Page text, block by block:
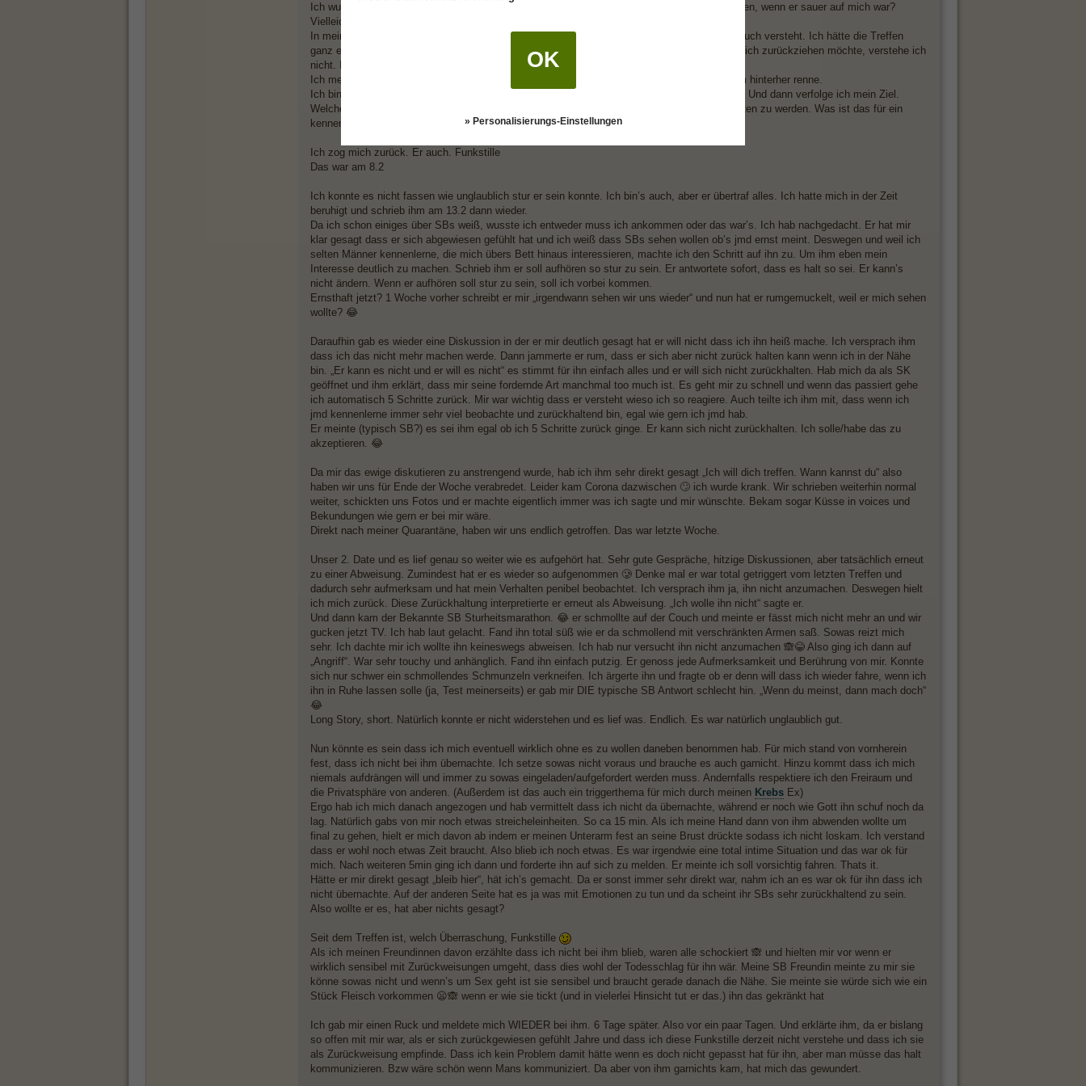
Ich wurde leicht verärgert über seine Aussage. Wozu forderte er mich denn auf mich zu melden, wenn er sauer auf mich war?
Vielleicht wurde er sich dessen danach erst bewusst 🤷🏼‍♀️
In meinen Augen ist es super wenn man so eine Anziehung empfindet und sich menschlich auch versteht. Ich hätte die Treffen
ganz entspannt weiter laufen lassen. Dass man gerade dann ein kennenlernen pausiert und sich zurückziehen möchte, verstehe ich
nicht. Ist das nun normal für einen SB? Hatte das Gefühl er steht sich selbst total im Weg.
Ich meinte zu ihm auf solche warmhalte taktiken hab ich keine Lust und dass ich niemandem hinterher renne.
Ich bin halt eine sehr zielstrebige Person und weiß zu 90% immer was ich will und was nicht. Und dann verfolge ich mein Ziel.
Welches hier war ihn weiter entspannt kennenzulernen. Aber ich mags einfach nicht hingehalten zu werden. Was ist das für ein
kennenlernen wo man kaum bis wenig Interesse zeigt und sein Ziel nur so lasch verfolgt?
Ich zog mich zurück. Er auch. Funkstille
Das war am 8.2
Ich konnte es nicht fassen wie unglaublich stur er sein konnte. Ich bin’s auch, aber er übertraf alles. Ich hatte mich in der Zeit
beruhigt und schrieb ihm am 13.2 dann wieder.
Da ich schon einiges über SBs weiß, wusste ich entweder muss ich ankommen oder das war’s. Ich hab nachgedacht. Er hat mir
klar gesagt dass er sich abgewiesen gefühlt hat und ich weiß dass SBs sehen wollen ob’s jmd ernst meint. Deswegen und weil ich
selten Männer kennenlerne, die mich übers Bett hinaus interessieren, machte ich den Schritt auf ihn zu. Um ihm eben mein
Interesse deutlich zu machen. Schrieb ihm er soll aufhören so stur zu sein. Er antwortete sofort, dass es halt so sei. Er kann’s
nicht ändern. Wenn er aufhören soll stur zu sein, soll ich vorbei kommen.
Ernsthaft jetzt? 1 Woche vorher schreibt er mir „irgendwann sehen wir uns wieder“ und nun hat er rumgemuckelt, weil er mich sehen
wollte? 😂
Daraufhin gab es wieder eine Diskussion in der er mir deutlich gesagt hat er will nicht dass ich ihn heiß mache. Ich versprach ihm
dass ich das nicht mehr machen werde. Dann jammerte er rum, dass er sich aber nicht zurück halten kann wenn ich in der Nähe
bin. „Er kann es nicht und er will es nicht“ es stimmt für ihn einfach alles und er will sich nicht zurückhalten. Hab mich da als SK
geöffnet und ihm erklärt, dass mir seine fordernde Art manchmal too much ist. Es geht mir zu schnell und wenn das passiert gehe
ich automatisch 5 Schritte zurück. Mir war wichtig dass er versteht wieso ich so reagiere. Auch teilte ich ihm mit, dass wenn ich
jmd kennenlerne immer sehr viel beobachte und zurückhaltend bin, egal wie gern ich jmd hab.
Er meinte (typisch SB?) es sei ihm egal ob ich 5 Schritte zurück ginge. Er kann sich nicht zurückhalten. Ich solle/habe das zu
akzeptieren. 😂
Da mir das ewige diskutieren zu anstrengend wurde, hab ich ihm sehr direkt gesagt „Ich will dich treffen. Wann kannst du“ also
haben wir uns für Ende der Woche verabredet. Leider kam Corona dazwischen 🙄 ich wurde krank. Wir schrieben weiterhin normal
weiter, schickten uns Fotos und er machte eigentlich immer was ich sagte und mir wünschte. Bekam sogar Küsse in voices und
Bekundungen wie gern er bei mir wäre.
Direkt nach meiner Quarantäne, haben wir uns endlich getroffen. Das war letzte Woche.
Unser 2. Date und es lief genau so weiter wie es aufgehört hat. Sehr gute Gespräche, hitzige Diskussionen, aber tatsächlich erneut
zu einer Abweisung. Zumindest hat er es wieder so aufgenommen 🥲 Denke mal er war total getriggert vom letzten Treffen und
dadurch sehr aufmerksam und hat mein Verhalten penibel beobachtet. Ich versprach ihm ja, ihn nicht anzumachen. Deswegen hielt
ich mich zurück. Diese Zurückhaltung interpretierte er erneut als Abweisung. „Ich wolle ihn nicht“ sagte er.
Und dann kam der Bekannte SB Sturheitsmarathon. 😂 er schmollte auf der Couch und meinte er fässt mich nicht mehr an und wir
gucken jetzt TV. Ich hab laut gelacht. Fand ihn total süß wie er da schmollend mit verschränkten Armen saß. Sowas reizt mich
sehr. Ich dachte mir ich wollte ihn keineswegs abweisen. Ich hab nur versucht ihn nicht anzumachen 🙈😂 Also ging ich dann auf
„Angriff“. War sehr touchy und anhänglich. Fand ihn einfach putzig. Er genoss jede Aufmerksamkeit und Berührung von mir. Konnte
sich nur schwer ein schmollendes Schmunzeln verkneifen. Ich ärgerte ihn und fragte ob er denn will dass ich wieder fahre, wenn ich
ihn in Ruhe lassen solle (ja, Test meinerseits) er gab mir DIE typische SB Antwort schlecht hin. „Wenn du meinst, dann mach doch“
😂
Long Story, short. Natürlich konnte er nicht widerstehen und es lief was. Endlich. Es war natürlich unglaublich gut.
Nun könnte es sein dass ich mich eventuell wirklich ohne es zu wollen daneben benommen hab. Für mich stand von vornherein
fest, dass ich nicht bei ihm übernachte. Ich setze sowas nicht voraus und brauche es auch garnicht. Hinzu kommt dass ich mich
niemals aufdrängen will und immer zu sowas eingeladen/aufgefordert werden muss. Andernfalls respektiere ich den Freiraum und
die Privatsphäre von anderen. (Außerdem ist das auch ein triggerthema für mich durch meinen Krebs Ex)
Ergo hab ich mich danach angezogen und hab vermittelt dass ich nicht da übernachte, während er noch wie Gott ihn schuf noch da
lag. Natürlich gabs von mir noch etwas streicheleinheiten. So ca 15 min. Als ich meine Hand dann von ihm abwenden wollte um
final zu gehen, hielt er mich davon ab indem er meinen Unterarm fest an seine Brust drückte sodass ich nicht loskam. Ich verstand
dass er wohl noch etwas Zeit braucht. Also blieb ich noch etwas. Es war irgendwie eine total intime Situation und das war ok für
mich. Nach weiteren 5min ging ich dann und forderte ihn auf sich zu melden. Er meinte ich soll vorsichtig fahren. Thats it.
Hätte er mir direkt gesagt „bleib hier“, hät ich’s gemacht. Da er sonst immer sehr direkt war, nahm ich an es war ok für ihn dass ich
nicht übernachte. Auf der anderen Seite hat es ja was mit Emotionen zu tun und da scheint ihr SBs sehr zurückhaltend zu sein.
Also wollte er es, hat aber nichts gesagt?
Seit dem Treffen ist, welch Überraschung, Funkstille
Als ich meinen Freundinnen davon erzählte dass ich nicht bei ihm blieb, waren alle schockiert 🙈 und hielten mir vor wenn er
wirklich sensibel mit Zurückweisungen umgeht, dass dies wohl der Todesschlag für ihn wär. Meine SB Freundin meinte zu mir sie
könne sowas nicht und wenn’s um Sex geht ist sie sensibel und braucht gerade danach die Nähe. Sie meinte sie würde sich wie ein
Stück Fleisch vorkommen 😦🙈 wenn er wie sie tickt (und in vielerlei Hinsicht tut er das.) ihn das gekränkt hat
Ich gab mir einen Ruck und meldete mich WIEDER bei ihm. 6 Tage später. Also vor ein paar Tagen. Und erklärte ihm, da er bislang
so offen mit mir war, als er sich zurückgewiesen gefühlt Jahre und dass ich diese Funkstille derzeit nicht verstehe und dass ich sie
als Zurückweisung empfinde. Dass ich kein Problem damit hätte wenn es doch nicht gepasst hat für ihn, aber man müsse das halt
kommunizieren. Bzw wäre schön wenn Mans kommuniziert. Da aber von ihm garnichts kam, hat mich das gewundert.
OK
» Personalisierungs-Einstellungen